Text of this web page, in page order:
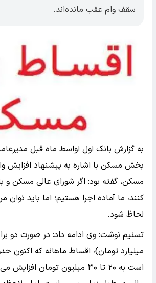
سقف وام عقب مانده‌اند.
به گزارش بانک اول اواسط ماه قبل
بخش مسکن با اشاره به پیشنهاد افزایش
مسکن، گفته بود: اگر شورای عالی مسکن و
کنند، ما آماده اجرا هستیم؛ اما باید توان
لحاظ شود.
است به ۲۰ تا ۳۰ میلیون تومان